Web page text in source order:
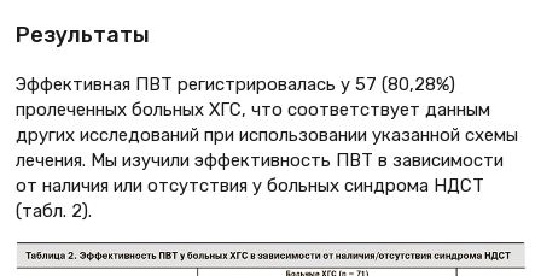
Результаты
Эффективная ПВТ регистрировалась у 57 (80,28%)
пролеченных больных ХГС, что соответствует данным
других исследований при использовании указанной схемы
лечения. Мы изучили эффективность ПВТ в зависимости
от наличия или отсутствия у больных синдрома НДСТ
(табл. 2).